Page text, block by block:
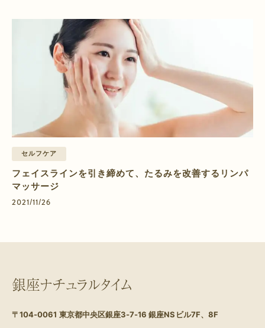
セルフケア
フェイスラインを引き締めて、たるみを改善するリンパ
マッサージ
2021/11/26
銀座ナチュラルタイム
〒104-0061 東京都中央区銀座3-7-16 銀座NSビル7F、8F